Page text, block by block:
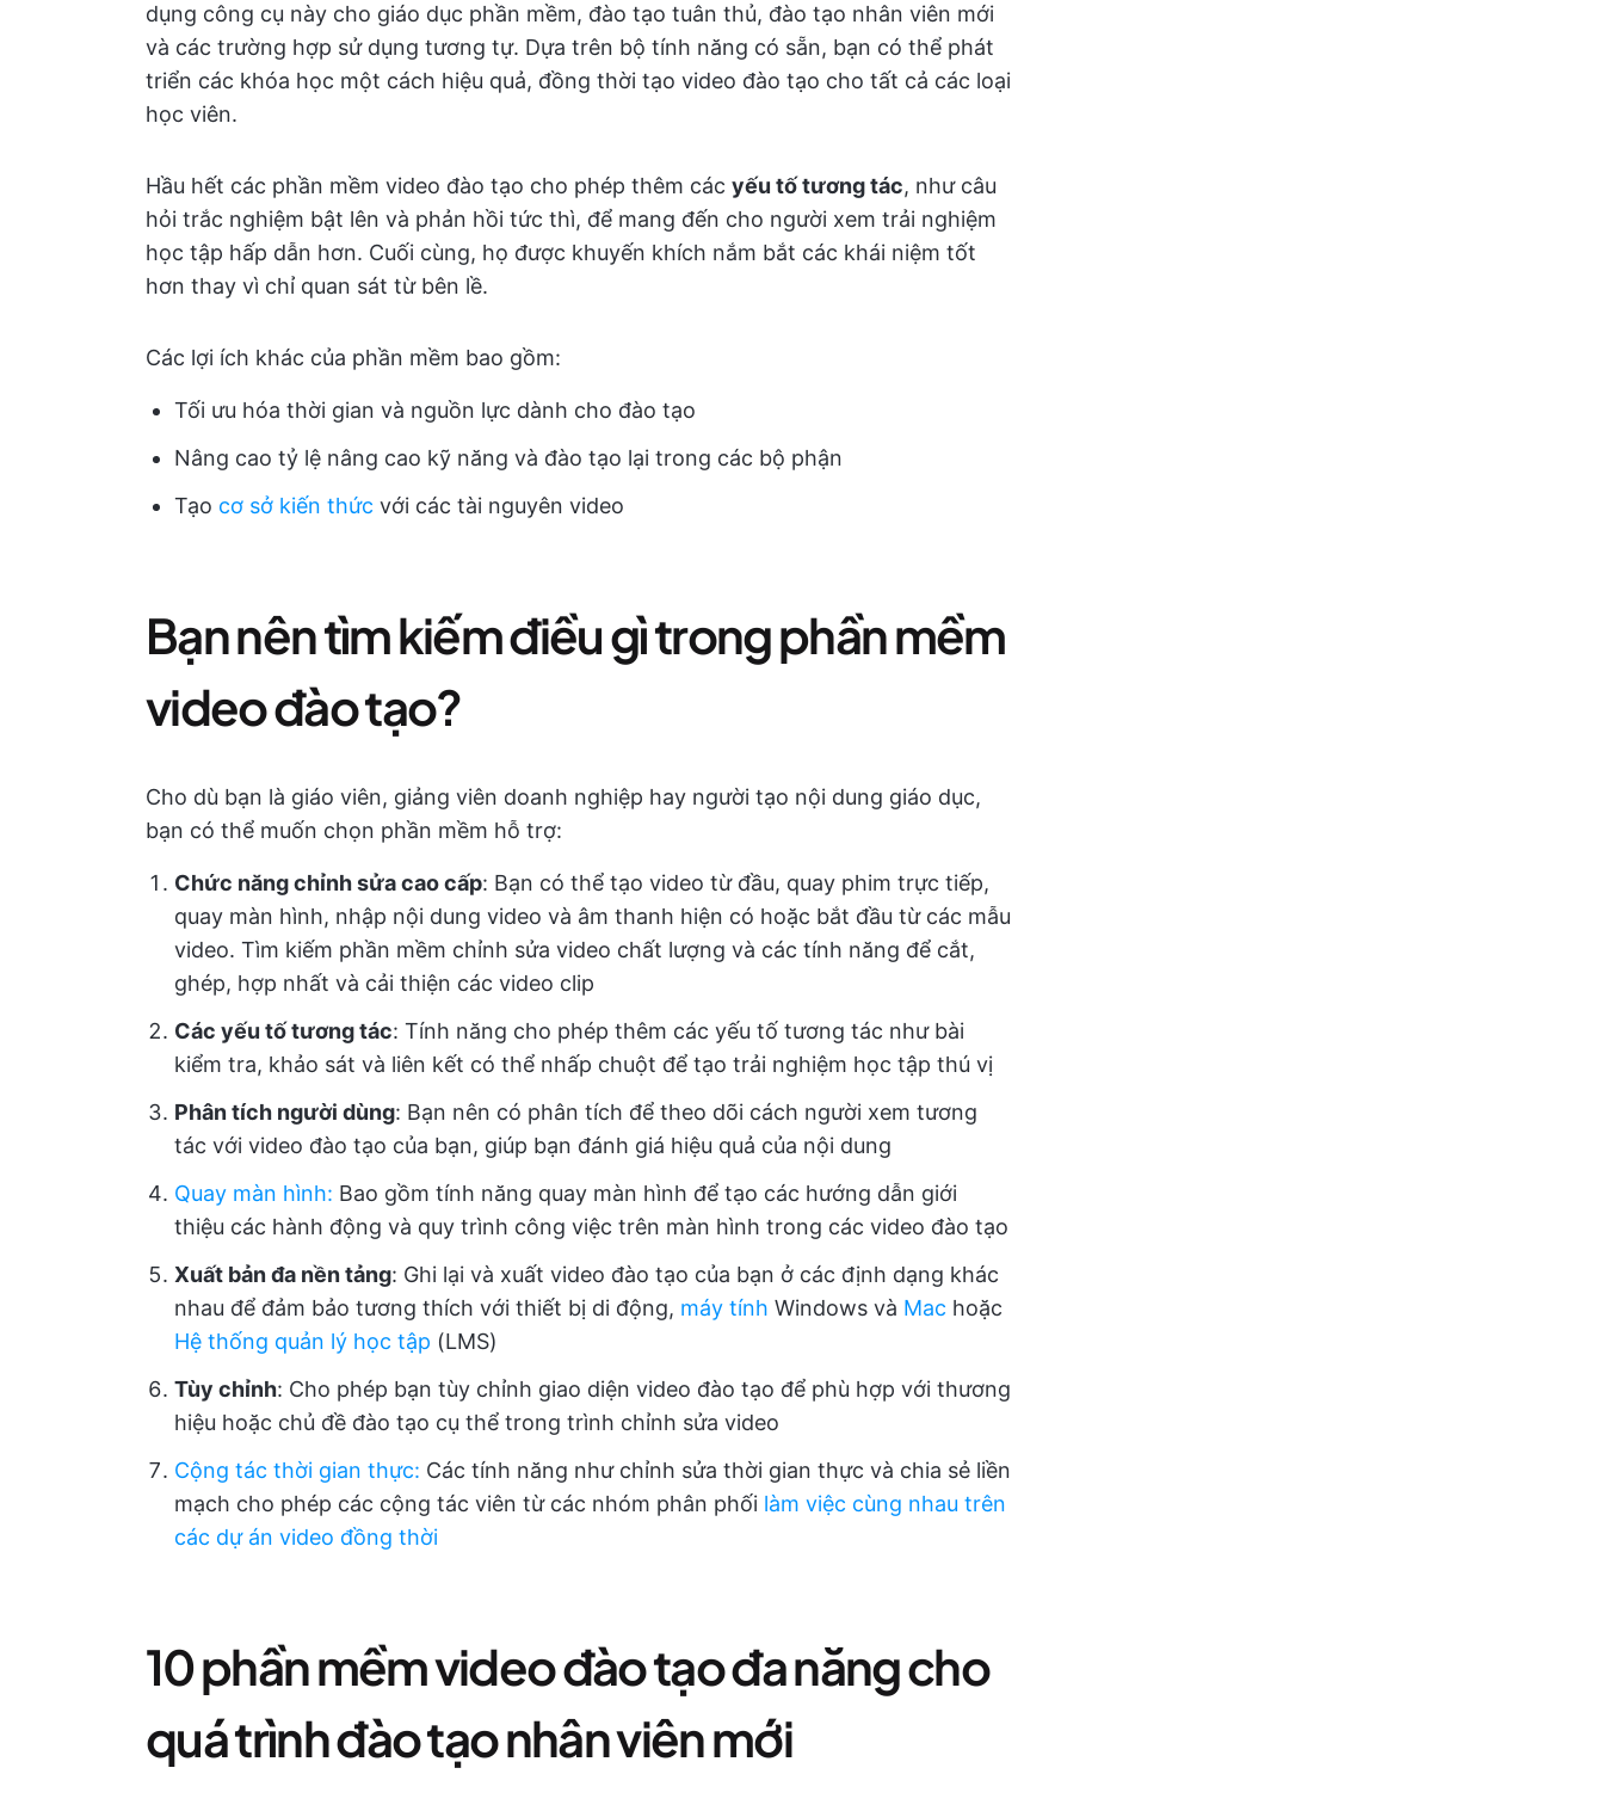
dụng công cụ này cho giáo dục phần mềm, đào tạo tuân thủ, đào tạo nhân viên mới
và các trường hợp sử dụng tương tự. Dựa trên bộ tính năng có sẵn, bạn có thể phát
triển các khóa học một cách hiệu quả, đồng thời tạo video đào tạo cho tất cả các loại
học viên.
Hầu hết các phần mềm video đào tạo cho phép thêm các yếu tố tương tác, như câu
hỏi trắc nghiệm bật lên và phản hồi tức thì, để mang đến cho người xem trải nghiệm
học tập hấp dẫn hơn. Cuối cùng, họ được khuyến khích nắm bắt các khái niệm tốt
hơn thay vì chỉ quan sát từ bên lề.
Các lợi ích khác của phần mềm bao gồm:
Tối ưu hóa thời gian và nguồn lực dành cho đào tạo
Nâng cao tỷ lệ nâng cao kỹ năng và đào tạo lại trong các bộ phận
Tạo cơ sở kiến thức với các tài nguyên video
Bạn nên tìm kiếm điều gì trong phần mềm
video đào tạo?
Cho dù bạn là giáo viên, giảng viên doanh nghiệp hay người tạo nội dung giáo dục,
bạn có thể muốn chọn phần mềm hỗ trợ:
Chức năng chỉnh sửa cao cấp: Bạn có thể tạo video từ đầu, quay phim trực tiếp,
quay màn hình, nhập nội dung video và âm thanh hiện có hoặc bắt đầu từ các mẫu
video. Tìm kiếm phần mềm chỉnh sửa video chất lượng và các tính năng để cắt,
ghép, hợp nhất và cải thiện các video clip
Các yếu tố tương tác: Tính năng cho phép thêm các yếu tố tương tác như bài
kiểm tra, khảo sát và liên kết có thể nhấp chuột để tạo trải nghiệm học tập thú vị
Phân tích người dùng: Bạn nên có phân tích để theo dõi cách người xem tương
tác với video đào tạo của bạn, giúp bạn đánh giá hiệu quả của nội dung
Quay màn hình: Bao gồm tính năng quay màn hình để tạo các hướng dẫn giới
thiệu các hành động và quy trình công việc trên màn hình trong các video đào tạo
Xuất bản đa nền tảng: Ghi lại và xuất video đào tạo của bạn ở các định dạng khác
nhau để đảm bảo tương thích với thiết bị di động, máy tính Windows và Mac hoặc
Hệ thống quản lý học tập (LMS)
Tùy chỉnh: Cho phép bạn tùy chỉnh giao diện video đào tạo để phù hợp với thương
hiệu hoặc chủ đề đào tạo cụ thể trong trình chỉnh sửa video
Cộng tác thời gian thực: Các tính năng như chỉnh sửa thời gian thực và chia sẻ liền
mạch cho phép các cộng tác viên từ các nhóm phân phối làm việc cùng nhau trên
các dự án video đồng thời
10 phần mềm video đào tạo đa năng cho
quá trình đào tạo nhân viên mới